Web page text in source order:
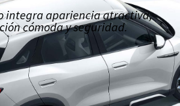
integra apariencia atractiva,
cómoda y seguridad.